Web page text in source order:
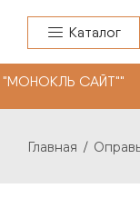
Каталог
Главная /